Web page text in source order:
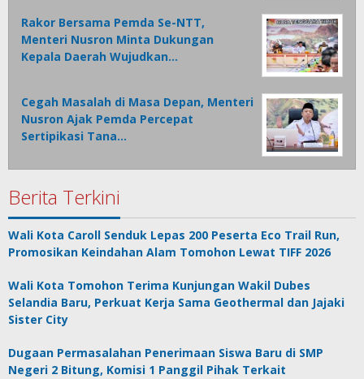
Rakor Bersama Pemda Se-NTT,
Menteri Nusron Minta Dukungan
Kepala Daerah Wujudkan…
Cegah Masalah di Masa Depan, Menteri
Nusron Ajak Pemda Percepat
Sertipikasi Tana…
Berita Terkini
Wali Kota Caroll Senduk Lepas 200 Peserta Eco Trail Run,
Promosikan Keindahan Alam Tomohon Lewat TIFF 2026
Wali Kota Tomohon Terima Kunjungan Wakil Dubes
Selandia Baru, Perkuat Kerja Sama Geothermal dan Jajaki
Sister City
Dugaan Permasalahan Penerimaan Siswa Baru di SMP
Negeri 2 Bitung, Komisi 1 Panggil Pihak Terkait